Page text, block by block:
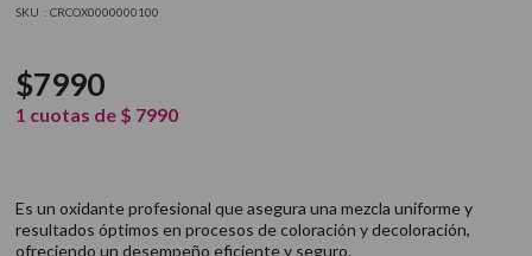
: CRCOX0000000100
$7990
1 cuotas de $ 7990
Es un oxidante profesional que asegura una mezcla uniforme y
resultados óptimos en procesos de coloración y decoloración,
ofreciendo un desempeño eficiente y seguro.
5. cepillo
6. gama
9. acondicionador